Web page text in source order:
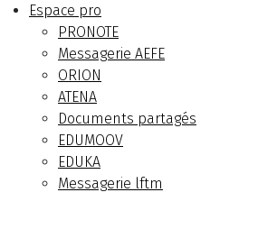
Espace pro
PRONOTE
Messagerie AEFE
ORION
ATENA
Documents partagés
EDUMOOV
EDUKA
Messagerie lftm